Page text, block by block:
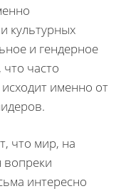
культурных
и гендерное
часто
именно от
что мир, на
вопреки
интересно